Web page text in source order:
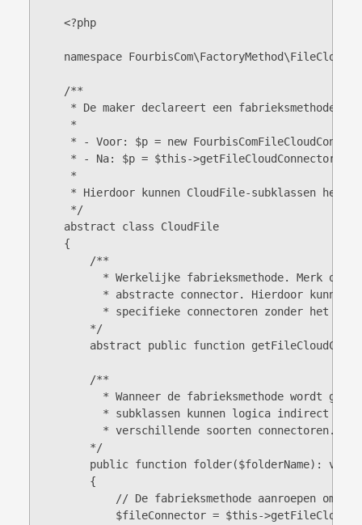
    <?php
namespace
    /**
* De maker declareert een fabrieksmethode
     *
* - Voor: $p = new
     * - Na: $p = $this->getFileCloudConnector();
     *
* Hierdoor kunnen CloudFile-subklassen het
     */
    abstract class CloudFile
    {
        /**
* Werkelijke fabrieksmethode. Merk op
* abstracte connector. Hierdoor kunnen
* specifieke connectoren zonder het
        */
abstract public function
        /**
* Wanneer de fabrieksmethode wordt
* subklassen kunnen logica indirect
          * verschillende soorten connectoren.
        */
        public function folder($folderName): void
        {
// De fabrieksmethode aanroepen om
$fileConnector = $this-